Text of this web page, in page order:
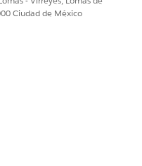
sean gestionadas sin
el mínimo de
Ciudad de México